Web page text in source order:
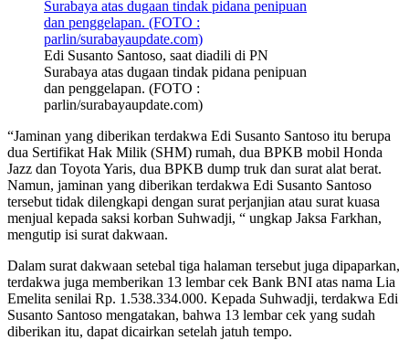
Edi Susanto Santoso, saat diadili di PN
Surabaya atas dugaan tindak pidana penipuan
dan penggelapan. (FOTO :
parlin/surabayaupdate.com)
“Jaminan yang diberikan terdakwa Edi Susanto Santoso itu berupa
dua Sertifikat Hak Milik (SHM) rumah, dua BPKB mobil Honda
Jazz dan Toyota Yaris, dua BPKB dump truk dan surat alat berat.
Namun, jaminan yang diberikan terdakwa Edi Susanto Santoso
tersebut tidak dilengkapi dengan surat perjanjian atau surat kuasa
menjual kepada saksi korban Suhwadji, “ ungkap Jaksa Farkhan,
mengutip isi surat dakwaan.
Dalam surat dakwaan setebal tiga halaman tersebut juga dipaparkan,
terdakwa juga memberikan 13 lembar cek Bank BNI atas nama Lia
Emelita senilai Rp. 1.538.334.000. Kepada Suhwadji, terdakwa Edi
Susanto Santoso mengatakan, bahwa 13 lembar cek yang sudah
diberikan itu, dapat dicairkan setelah jatuh tempo.